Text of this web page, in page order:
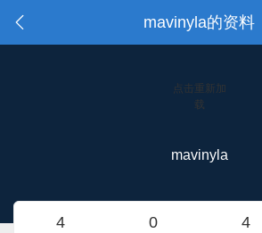
mavinyla的资料
点击重新加
载
mavinyla
4 0 4